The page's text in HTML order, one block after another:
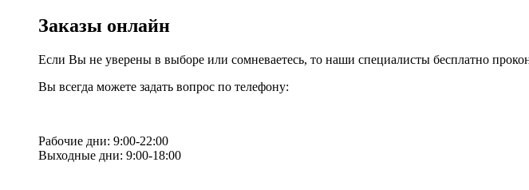
Заказы онлайн
Если Вы не уверены в выборе или сомневаетесь, то наши специалисты бесплатно
Вы всегда можете задать вопрос по телефону:
Рабочие дни: 9:00-22:00
Выходные дни: 9:00-18:00